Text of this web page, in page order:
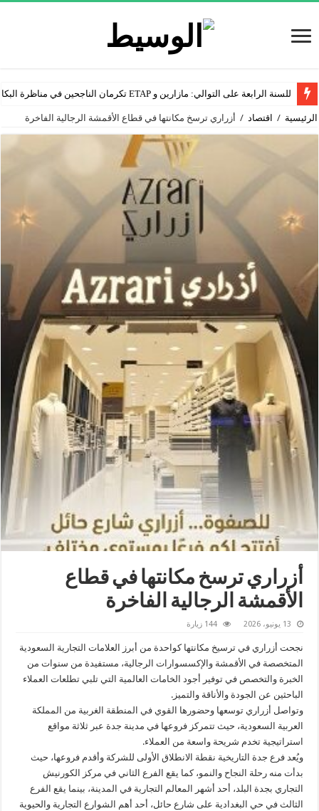
للسنة الرابعة على التوالي: مازارين و ETAP تكرمان الناجحين في مناظرة البكالوريا
الرئيسية / اقتصاد / أزراري ترسخ مكانتها في قطاع الأقمشة الرجالية الفاخرة
أزراري ترسخ مكانتها في قطاع
الأقمشة الرجالية الفاخرة
13 يونيو، 2026 144 زيارة
نجحت أزراري في ترسيخ مكانتها كواحدة من أبرز العلامات التجارية السعودية
المتخصصة في الأقمشة والإكسسوارات الرجالية، مستفيدة من سنوات من
الخبرة والتخصص في توفير أجود الخامات العالمية التي تلبي تطلعات العملاء
الباحثين عن الجودة والأناقة والتميز.
وتواصل أزراري توسعها وحضورها القوي في المنطقة الغربية من المملكة
العربية السعودية، حيث تتمركز فروعها في مدينة جدة عبر ثلاثة مواقع
استراتيجية تخدم شريحة واسعة من العملاء.
ويُعد فرع جدة التاريخية نقطة الانطلاق الأولى للشركة وأقدم فروعها، حيث
بدأت منه رحلة النجاح والنمو، كما يقع الفرع الثاني في مركز الكورنيش
التجاري بجدة البلد، أحد أشهر المعالم التجارية في المدينة، بينما يقع الفرع
الثالث في حي البغدادية على شارع حائل، أحد أهم الشوارع التجارية والحيوية